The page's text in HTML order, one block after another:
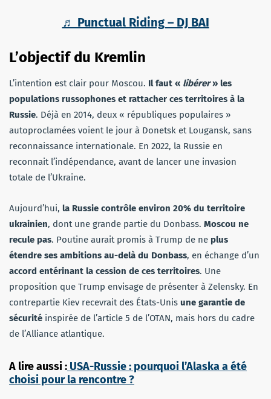
♬ Punctual Riding – DJ BAI
L’objectif du Kremlin
L’intention est clair pour Moscou. Il faut « libérer» les
populations russophones et rattacher ces territoires à la
Russie. Déjà en 2014, deux « républiques populaires »
autoproclamées voient le jour à Donetsk et Lougansk, sans
reconnaissance internationale. En 2022, la Russie en
reconnait l’indépendance, avant de lancer une invasion
totale de l’Ukraine.
Aujourd’hui, la Russie contrôle environ 20% du territoire
ukrainien, dont une grande partie du Donbass. Moscou ne
recule pas. Poutine aurait promis à Trump de ne plus
étendre ses ambitions au-delà du Donbass, en échange d’un
accord entérinant la cession de ces territoires. Une
proposition que Trump envisage de présenter à Zelensky. En
contrepartie Kiev recevrait des États-Unis une garantie de
sécurité inspirée de l’article 5 de l’OTAN, mais hors du cadre
de l’Alliance atlantique.
A lire aussi : USA-Russie : pourquoi l’Alaska a été
choisi pour la rencontre ?